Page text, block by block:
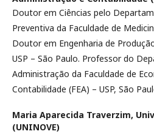
Doutor em Ciências pelo
Preventiva da Faculdade de
Doutor em Engenharia de
USP – São Paulo. Professor do
Administração da Faculdade de
Contabilidade (FEA) – USP, São
Maria Aparecida Traverzim,
(UNINOVE)